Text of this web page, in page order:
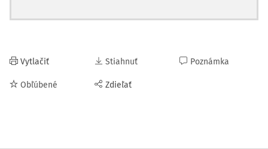
Vytlačiť
Obľúbené
Stiahnuť
Zdieľať
Poznámka